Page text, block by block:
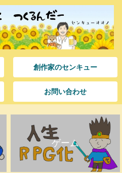
創作家のセンキュー
お問い合わせ
ゲーム